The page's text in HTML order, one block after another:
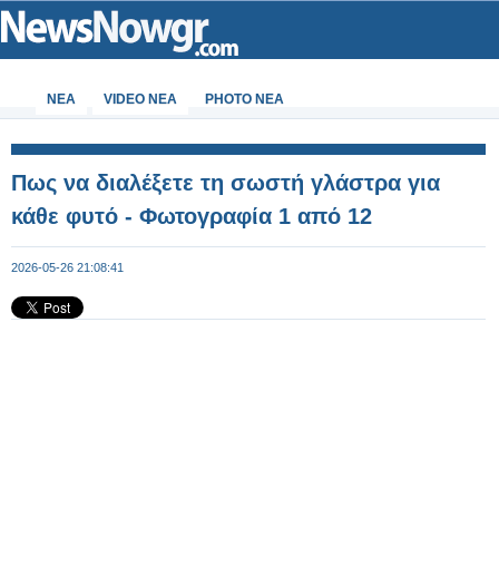
ΝΕΑ VIDEO NEA PHOTO NEA
Πως να διαλέξετε τη σωστή γλάστρα για
κάθε φυτό - Φωτογραφία 1 από 12
2026-05-26 21:08:41